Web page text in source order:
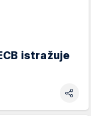
istražuje